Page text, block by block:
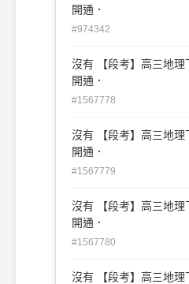
開通．
#974342
沒有 【段考】高三地
開通．
#1567778
沒有 【段考】高三地
開通．
#1567779
沒有 【段考】高三地
開通．
#1567780
沒有 【段考】高三地